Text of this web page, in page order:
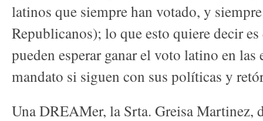
latinos que siempre han votado, y
Republicanos); lo que esto quiere decir
pueden esperar ganar el voto latino en
mandato si siguen con sus políticas y
Una DREAMer, la Srta. Greisa Martinez,